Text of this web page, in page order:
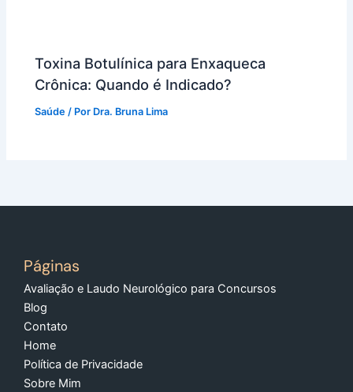
Toxina Botulínica para Enxaqueca
Crônica: Quando é Indicado?
Saúde / Por Dra. Bruna Lima
Páginas
Avaliação e Laudo Neurológico para Concursos
Blog
Contato
Home
Política de Privacidade
Sobre Mim